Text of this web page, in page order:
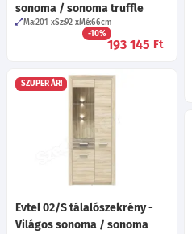
sonoma / sonoma truffle
Ma:201 Sz:92 Mé:66cm
-10%
193 145 Ft
SZUPER ÁR!
Evtel 02/S tálalószekrény -
Világos sonoma / sonoma